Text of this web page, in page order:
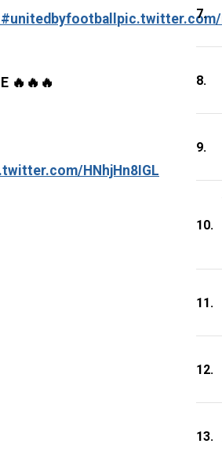
#unitedbyfootball
🔥🔥🔥
HNhjHn8IGL
7.
8.
9.
10.
11.
12.
13.